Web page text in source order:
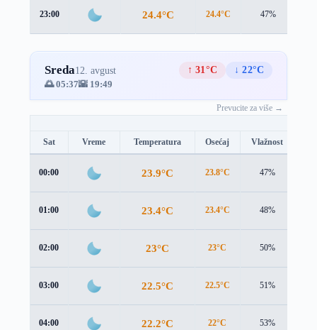
23:00 24.4°C 24.4°C 47%
Sreda12. avgust ↑ 31°C
↓ 22°C
🌅 05:37🌇 19:49
Prevucite za više →
Sat Vreme Temperatura Osećaj Vlažnost
00:00 23.9°C 23.8°C 47%
01:00 23.4°C 23.4°C 48%
02:00 23°C 23°C 50%
03:00 22.5°C 22.5°C 51%
04:00 22.2°C 22°C 53%